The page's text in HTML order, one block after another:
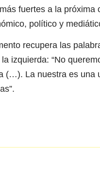
fuertes a la
político y
recupera las
izquierda: “No
(…). La nuestra es una